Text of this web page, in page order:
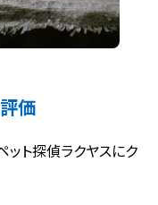
価
ト探偵ラクヤスにク